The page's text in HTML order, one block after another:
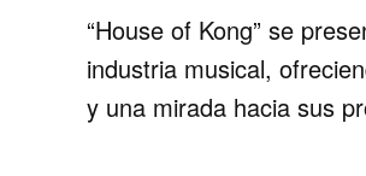
“House of Kong” se
industria musical,
y una mirada hacia sus